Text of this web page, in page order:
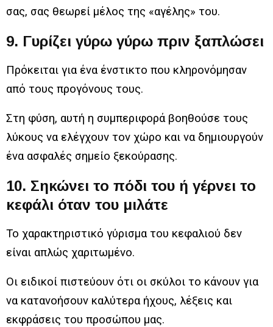
σας, σας θεωρεί μέλος της «αγέλης» του.
9. Γυρίζει γύρω γύρω πριν ξαπλώσει
Πρόκειται για ένα ένστικτο που κληρονόμησαν
από τους προγόνους τους.
Στη φύση, αυτή η συμπεριφορά βοηθούσε τους
λύκους να ελέγχουν τον χώρο και να δημιουργούν
ένα ασφαλές σημείο ξεκούρασης.
10. Σηκώνει το πόδι του ή γέρνει το
κεφάλι όταν του μιλάτε
Το χαρακτηριστικό γύρισμα του κεφαλιού δεν
είναι απλώς χαριτωμένο.
Οι ειδικοί πιστεύουν ότι οι σκύλοι το κάνουν για
να κατανοήσουν καλύτερα ήχους, λέξεις και
εκφράσεις του προσώπου μας.